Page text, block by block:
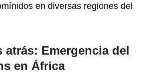
en diversas regiones del
atrás: Emergencia del
en África